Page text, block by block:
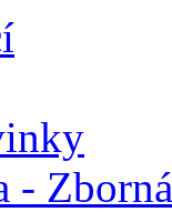
- Zborná